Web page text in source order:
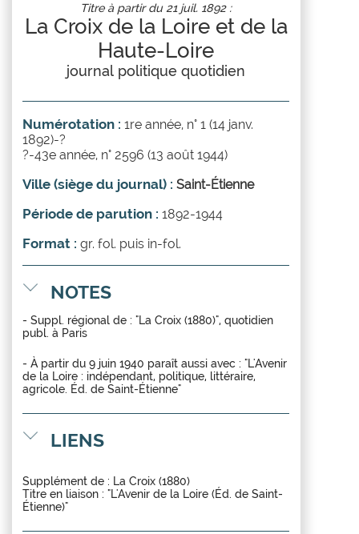
Titre à partir du 21 juil. 1892 :
La Croix de la Loire et de la
Haute-Loire
journal politique quotidien
Numérotation : 1re année, n° 1 (14 janv.
1892)-?
?-43e année, n° 2596 (13 août 1944)
Ville (siège du journal) : Saint-Étienne
Période de parution : 1892-1944
Format : gr. fol. puis in-fol.
NOTES
- Suppl. régional de : "La Croix (1880)", quotidien
publ. à Paris
- À partir du 9 juin 1940 paraît aussi avec : "L'Avenir
de la Loire : indépendant, politique, littéraire,
agricole. Éd. de Saint-Étienne"
LIENS
Supplément de : La Croix (1880)
Titre en liaison : "L'Avenir de la Loire (Éd. de Saint-
Étienne)"